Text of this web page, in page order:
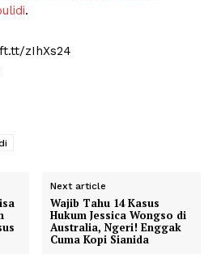
.
zIhXs24
Next article
Wajib Tahu 14 Kasus
Hukum Jessica Wongso di
Australia, Ngeri! Enggak
Cuma Kopi Sianida